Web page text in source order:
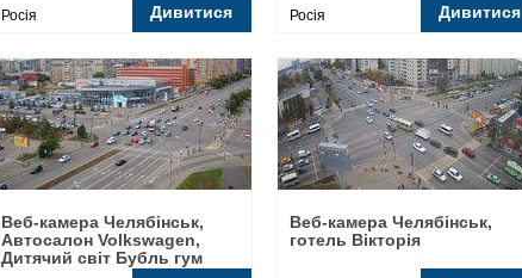
Росія Дивитися Росія Дивитися
Веб-камера Челябінськ,
Автосалон Volkswagen,
Дитячий світ Бубль гум
Веб-камера Челябінськ,
готель Вікторія